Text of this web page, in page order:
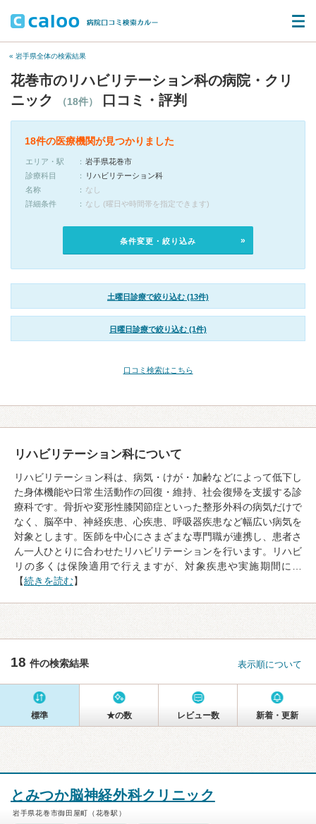
« 岩手県全体の検索結果
花巻市のリハビリテーション科の病院・クリ
ニック
（18件） 口コミ・評判
18件の医療機関が見つかりました
エリア・駅
岩手県花巻市
診療科目
リハビリテーション科
名称
なし
詳細条件
なし (曜日や時間帯を指定できます)
条件変更・絞り込み
土曜日診療で絞り込む (13件)
日曜日診療で絞り込む (1件)
口コミ検索はこちら
リハビリテーション科について
リハビリテーション科は、病気・けが・加齢などによって低下し
た身体機能や日常生活動作の回復・維持、社会復帰を支援する診
療科です。骨折や変形性膝関節症といった整形外科の病気だけで
なく、脳卒中、神経疾患、心疾患、呼吸器疾患など幅広い病気を
対象とします。医師を中心にさまざまな専門職が連携し、患者さ
ん一人ひとりに合わせたリハビリテーションを行います。リハビ
リの多くは保険適用で行えますが、対象疾患や実施期間に…
【続きを読む】
18 件の検索結果 表示順について
標準 ★の数 レビュー数 新着・更新
とみつか脳神経外科クリニック
岩手県花巻市御田屋町（花巻駅）